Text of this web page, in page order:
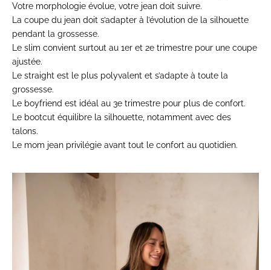
Votre morphologie évolue, votre jean doit suivre.
La coupe du jean doit s’adapter à l’évolution de la silhouette
pendant la grossesse.
Le slim convient surtout au 1er et 2e trimestre pour une coupe
ajustée.
Le straight est le plus polyvalent et s’adapte à toute la
grossesse.
Le boyfriend est idéal au 3e trimestre pour plus de confort.
Le bootcut équilibre la silhouette, notamment avec des
talons.
Le mom jean privilégie avant tout le confort au quotidien.